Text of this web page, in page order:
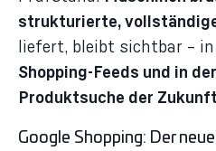
strukturierte,
liefert, bleibt sichtbar – in
Shopping-Feeds und in
Produktsuche der
Google Shopping: Der